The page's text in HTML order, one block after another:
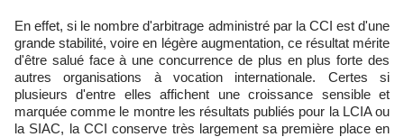
En effet, si le nombre d'arbitrage administré par la CCI est d'une
grande stabilité, voire en légère augmentation, ce résultat mérite
d'être salué face à une concurrence de plus en plus forte des
autres organisations à vocation internationale. Certes si
plusieurs d'entre elles affichent une croissance sensible et
marquée comme le montre les résultats publiés pour la LCIA ou
la SIAC, la CCI conserve très largement sa première place en